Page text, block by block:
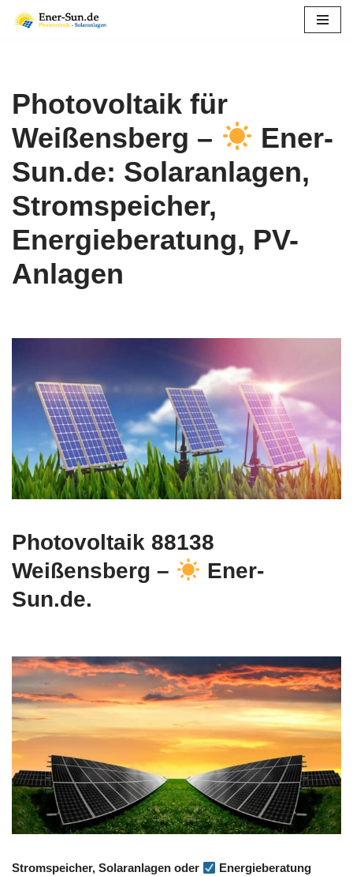
Photovoltaik für
Weißensberg –
Ener-
Sun.de: Solaranlagen,
Stromspeicher,
Energieberatung, PV-
Anlagen
Photovoltaik 88138
Weißensberg –
Ener-
Sun.de.
Stromspeicher, Solaranlagen oder
Energieberatung